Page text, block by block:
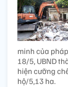
minh của
18/5, UBND
hiện cưỡng
hộ/5,13 ha.